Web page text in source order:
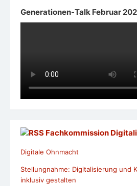
Generationen-Talk Februar
Fachkommission
Digitale Ohnmacht
Stellungnahme: Digitalisierung und
inklusiv gestalten